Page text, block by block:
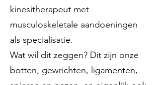
kinesitherapeut met
musculoskeletale aandoeningen
als specialisatie.
Wat wil dit zeggen? Dit zijn onze
botten, gewrichten, ligamenten,